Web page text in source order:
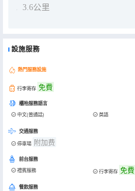
3.6公里
設施服務
熱門服務設施
行李寄存 免費
櫃枱服務語言
中文(普通話) 英語
交通服務
停車場 附加费
前台服務
禮賓服務 行李寄存 免費
餐飲服務